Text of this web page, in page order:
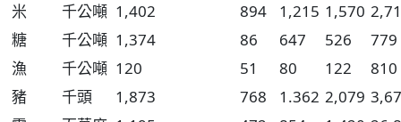
米
千公噸 1,402 894 1,215 1,570
糖
千公噸 1,374 86 647 526
779
漁
千公噸 120 51 80 122
810
豬
千頭 1,873 768 1.362 2,079